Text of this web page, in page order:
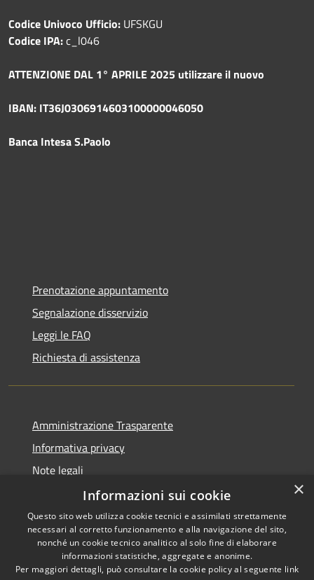
Codice Univoco Ufficio: UFSKGU
Codice IPA:c_l046
ATTENZIONE DAL 1° APRILE 2025 utilizzare il nuovo
IBAN: IT36J0306914603100000046050
Banca Intesa S.Paolo
Prenotazione appuntamento
Segnalazione disservizio
Leggi le FAQ
Richiesta di assistenza
Amministrazione Trasparente
Informativa privacy
Note legali
Dichiarazione di accessibilità
RSS
Copyright © 2026 • Town of •
×
Informazioni sui cookie
Questo sito web utilizza cookie tecnici e assimilati strettamente
necessari al corretto funzionamento e alla navigazione del sito,
nonché un cookie tecnico analitico al solo fine di elaborare
informazioni statistiche, aggregate e anonime.
Per maggiori dettagli, può consultare la cookie policy al seguente link